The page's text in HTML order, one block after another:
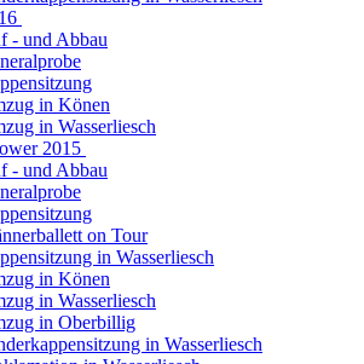
- und Abbau
in Könen
in Wasserliesch
2015
- und Abbau
on Tour
in Wasserliesch
in Könen
in Wasserliesch
in Oberbillig
in Wasserliesch